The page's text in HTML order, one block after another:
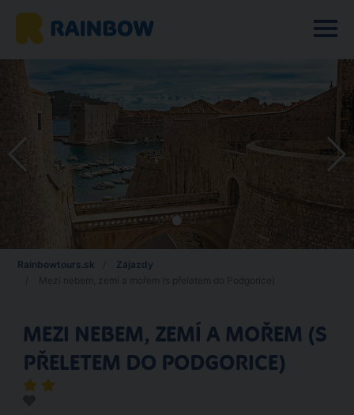
Rainbowtours.sk
Zájazdy
MEZI NEBEM, ZEMÍ A MOŘEM (S
PŘELETEM DO PODGORICE)